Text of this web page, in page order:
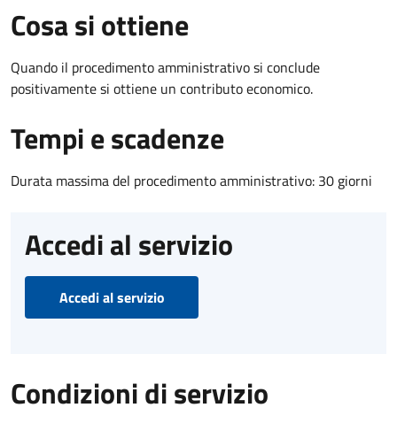
Cosa si ottiene
Quando il procedimento amministrativo si conclude
positivamente si ottiene un contributo economico.
Tempi e scadenze
Durata massima del procedimento amministrativo: 30 giorni
Accedi al servizio
Accedi al servizio
Condizioni di servizio